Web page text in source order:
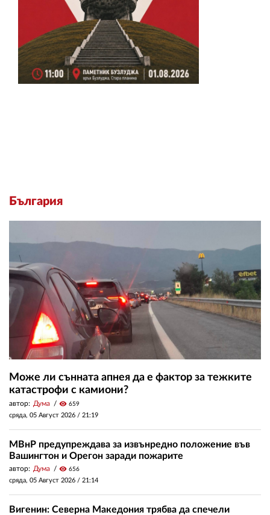
България
Може ли сънната апнея да е фактор за тежките
катастрофи с камиони?
автор: Дума visibility 659
сряда, 05 Август 2026 / 21:19
МВнР предупреждава за извънредно положение във
Вашингтон и Орегон заради пожарите
автор: Дума visibility 656
сряда, 05 Август 2026 / 21:14
Вигенин: Северна Македония трябва да спечели